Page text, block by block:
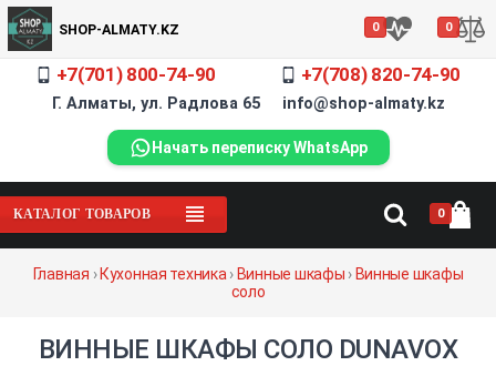
SHOP-ALMATY.KZ 0 0
+7(701) 800-74-90 +7(708) 820-74-90
Г. Алматы, ул. Радлова 65 info@shop-almaty.kz
Начать переписку WhatsApp
КАТАЛОГ ТОВАРОВ 0
Главная ›Кухонная техника ›Винные шкафы ›Винные шкафы
соло
ВИННЫЕ ШКАФЫ СОЛО DUNAVOX